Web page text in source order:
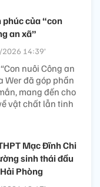
phúc của “con
an xã”
14:39’
nuôi Công an
Wer đã góp phần
mang đến cho
vật chất lẫn tinh
Mạc Đĩnh Chi
sinh thái đầu
Phòng